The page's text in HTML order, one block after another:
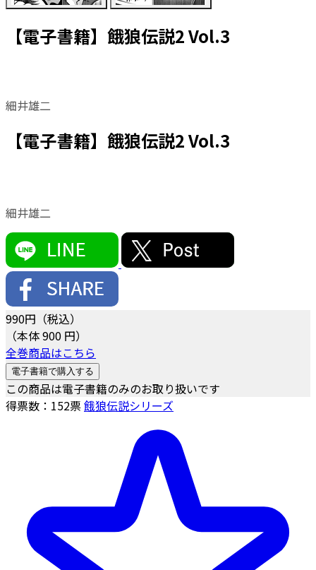
【電子書籍】餓狼伝説2 Vol.3
細井雄二
【電子書籍】餓狼伝説2 Vol.3
細井雄二
990円（税込）
（本体 900 円）
全巻商品はこちら
電子書籍で購入する
この商品は電子書籍のみのお取り扱いです
得票数： 152票餓狼伝説シリーズ